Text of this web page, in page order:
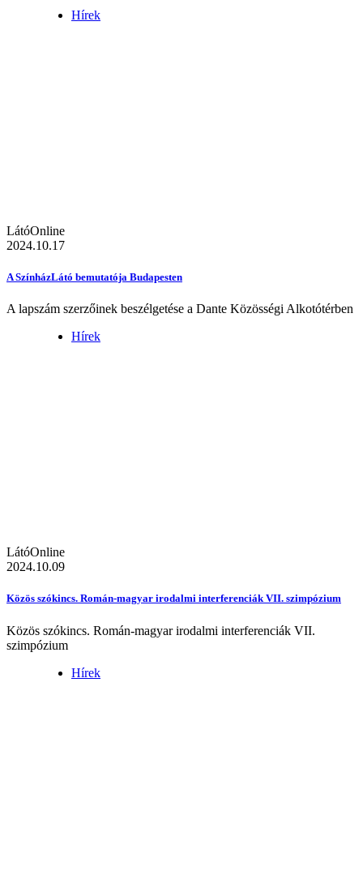
Hírek
LátóOnline
2024.10.17
A SzínházLátó bemutatója Budapesten
A lapszám szerzőinek beszélgetése a Dante Közösségi Alkotótérben
Hírek
LátóOnline
2024.10.09
Közös szókincs. Román-magyar irodalmi interferenciák VII. szimpózium
Közös szókincs. Román-magyar irodalmi interferenciák VII.
szimpózium
Hírek